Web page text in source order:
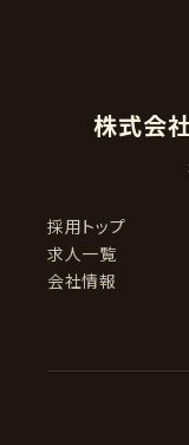
株式会
採用トップ
求人一覧
会社情報